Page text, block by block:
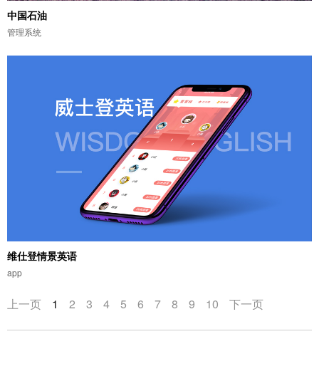
中国石油
管理系统
维仕登情景英语
app
上一页 1 2 3 4 5 6 7 8 9 10 下一页